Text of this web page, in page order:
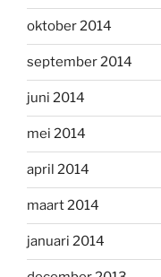
oktober 2014
september 2014
juni 2014
mei 2014
april 2014
maart 2014
januari 2014